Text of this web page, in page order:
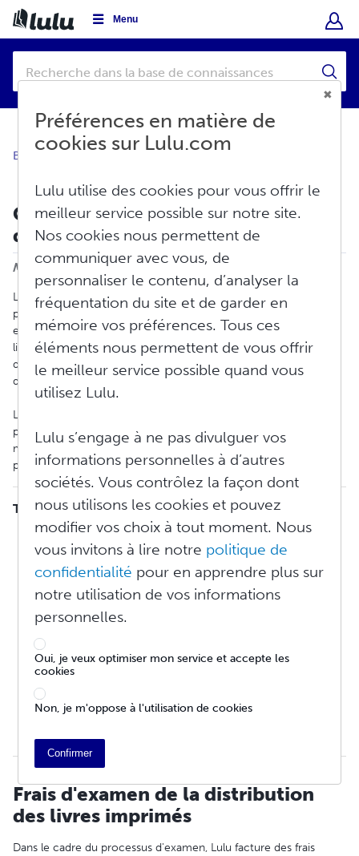
Menu
Base de connaissances
Conditions requises pour la
distribution de livres imprimés
Modifié le : Lun, Juin 8, 2026 à 1:34 H
Les vendeurs de livres papier ont établi des conditions minimum
pour garantir la bonne impression de votre livre et l'utilisation
efficace de leur système et réseau d'impression. Afin que votre
livre imprimé puisse être distribué grâce au service de
distribution mondial de Lulu, toutes les conditions de la totalité
des vendeurs doivent être remplies.
L'impossibilité de répondre à n'importe lequel de ces critères
peut entraîner un rejet de la part de notre service de distribution
mondial. Cela comprend les métadonnées, contenu ou
paramètres de fichiers non conformes.
TABLE DES MATIÈRES
Frais d'examen de la distribution des livres imprimés
Limitations de la distribution
Épreuve vérifiée
Critères des fichiers
Critères de contenu
Exemple de page titre et copyright
Informations sur l'auteur
Description
ISBN & métadonnées
PDF de couverture
Frais d'examen de la distribution
des livres imprimés
Dans le cadre du processus d'examen, Lulu facture des frais
Préférences en matière de
cookies sur Lulu.com
Lulu utilise des cookies pour vous offrir le
meilleur service possible sur notre site.
Nos cookies nous permettent de
communiquer avec vous, de
personnaliser le contenu, d’analyser la
fréquentation du site et de garder en
mémoire vos préférences. Tous ces
éléments nous permettent de vous offrir
le meilleur service possible quand vous
utilisez Lulu.
Lulu s’engage à ne pas divulguer vos
informations personnelles à d’autres
sociétés. Vous contrôlez la façon dont
nous utilisons les cookies et pouvez
modifier vos choix à tout moment. Nous
vous invitons à lire notre politique de
confidentialité pour en apprendre plus sur
notre utilisation de vos informations
personnelles.
Oui, je veux optimiser mon service et accepte les
cookies
Non, je m'oppose à l'utilisation de cookies
Confirmer